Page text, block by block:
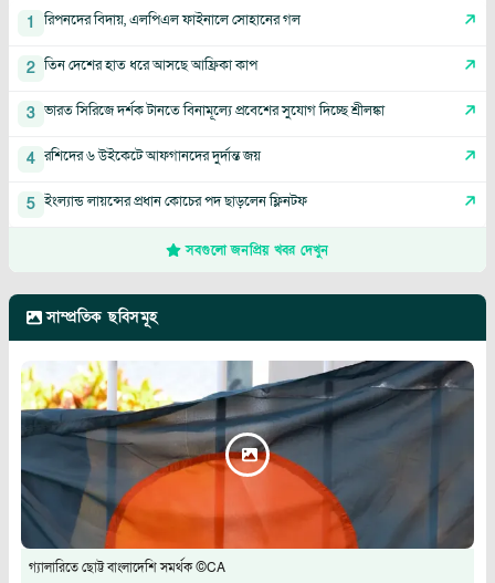
1 রিপনদের বিদায়, এলপিএল ফাইনালে সোহানের গল
2 তিন দেশের হাত ধরে আসছে আফ্রিকা কাপ
3 ভারত সিরিজে দর্শক টানতে বিনামূল্যে প্রবেশের সুযোগ দিচ্ছে শ্রীলঙ্কা
4 রশিদের ৬ উইকেটে আফগানদের দুর্দান্ত জয়
5 ইংল্যান্ড লায়ন্সের প্রধান কোচের পদ ছাড়লেন ফ্লিনটফ
সবগুলো জনপ্রিয় খবর দেখুন
সাম্প্রতিক ছবিসমূহ
গ্যালারিতে ছোট্ট বাংলাদেশি সমর্থক ©CA